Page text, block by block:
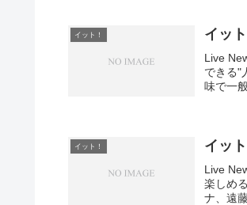
イット！ イッ
Live
できる"
味で一
イット！ イッ
Live
楽しめ
ナ、遠